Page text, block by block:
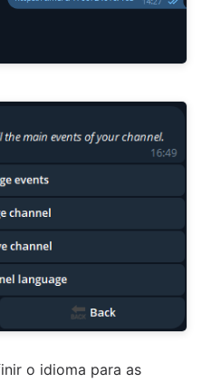
o idioma para as